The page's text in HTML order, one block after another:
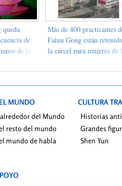
de
de la
Más de 400 practicantes
Falun Gong están
la cárcel para mujeres de
MUNDO
del Mundo
resto del mundo
mundo de habla
CULTURA
Historias
Grandes
Shen Yun